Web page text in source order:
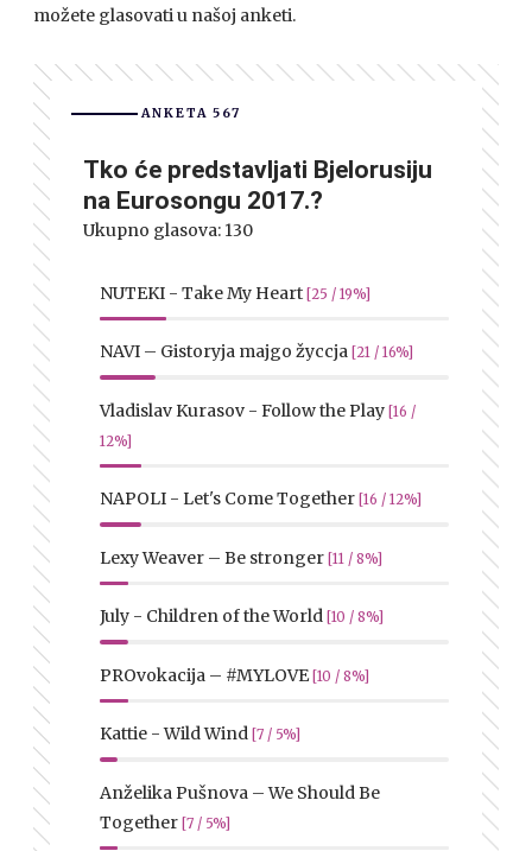
možete glasovati u našoj anketi.
ANKETA 567
Tko će predstavljati Bjelorusiju
na Eurosongu 2017.?
Ukupno glasova: 130
NUTEKI - Take My Heart [25 / 19%]
NAVI – Gistoryja majgo žyccja [21 / 16%]
Vladislav Kurasov - Follow the Play [16 /
12%]
NAPOLI - Let's Come Together [16 / 12%]
Lexy Weaver – Be stronger [11 / 8%]
July - Children of the World [10 / 8%]
PROvokacija – #MYLOVE[10 / 8%]
Kattie - Wild Wind [7 / 5%]
Anželika Pušnova – We Should Be
Together [7 / 5%]